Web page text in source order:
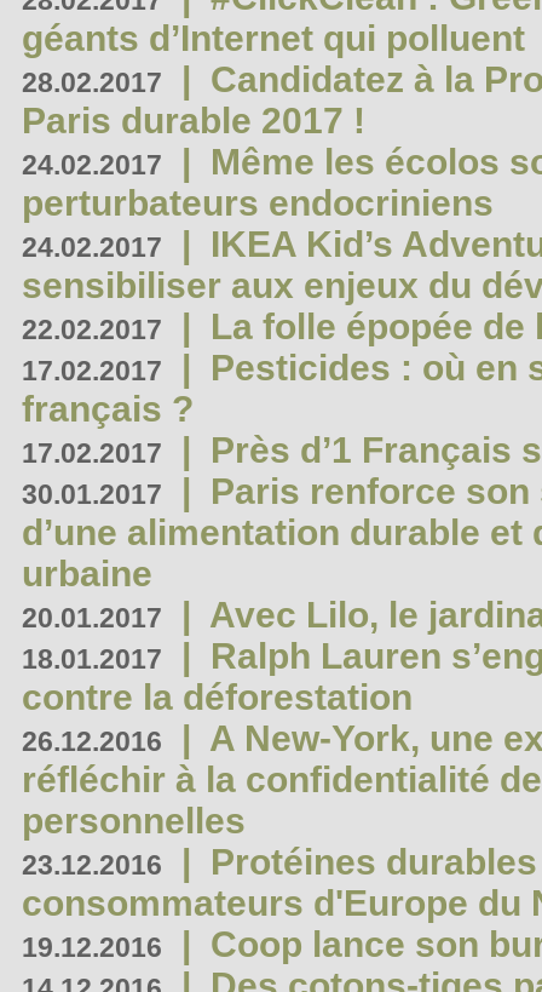
géants d’Internet qui polluent
28.02.2017 | Candidatez à la
Paris durable 2017 !
24.02.2017 | Même les écolos
perturbateurs endocriniens
24.02.2017 | IKEA Kid’s
sensibiliser aux enjeux du
22.02.2017 | La folle épopée de
17.02.2017 | Pesticides : où en
français ?
17.02.2017 | Près d’1 Français
30.01.2017 | Paris renforce
d’une alimentation durable et
urbaine
20.01.2017 | Avec Lilo, le
18.01.2017 | Ralph Lauren
contre la déforestation
26.12.2016 | A New-York, une
réfléchir à la confidentialité
personnelles
23.12.2016 | Protéines
consommateurs d'Europe du
19.12.2016 | Coop lance son